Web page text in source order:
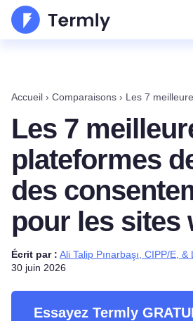
Accueil › Comparaisons › Les 7
Les 7
plateformes
des
pour les sites
Écrit par : Ali Talip Pınarbaşı, CIPP/E, &
30 juin 2026
Essayez Termly